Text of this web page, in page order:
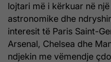
lojtari më i kërkuar në
astronomike dhe
interesit të Paris Saint-
Arsenal, Chelsea dhe
ndjekin me vëmendje